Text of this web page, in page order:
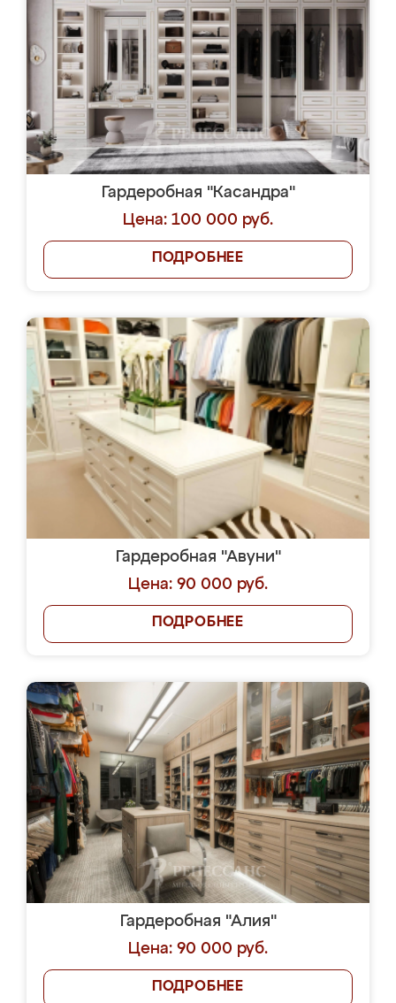
Гардеробная "Касандра"
Цена: 100 000 руб.
ПОДРОБНЕЕ
Гардеробная "Авуни"
Цена: 90 000 руб.
ПОДРОБНЕЕ
Гардеробная "Алия"
Цена: 90 000 руб.
ПОДРОБНЕЕ